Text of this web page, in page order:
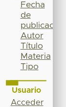
Fecha
de
publicación
Autor
Título
Materia
Tipo
Usuario
Acceder